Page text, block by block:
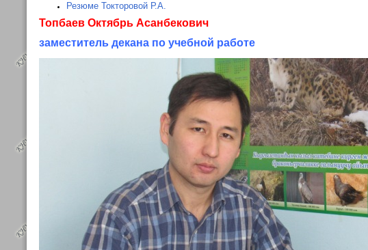
Резюме Токторовой Р.А.
Топбаев Октябрь Асанбекович
заместитель декана по учебной работе